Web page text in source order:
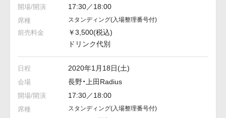
17:30／18:00
スタンディング(入場整理番号付)
￥3,500(税込)
ドリンク代別
2020年1月18日(土)
長野・上田Radius
17:30／18:00
スタンディング(入場整理番号付)